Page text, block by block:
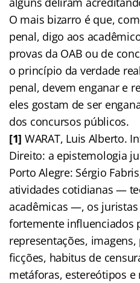
O mais bizarro é que,
penal, digo aos
provas da OAB ou de
o princípio da verdade
penal, devem enganar e
eles gostam de ser
dos concursos públicos.
[1] WARAT, Luis Alberto.
Direito: a epistemologia
Porto Alegre: Sérgio
atividades cotidianas —
acadêmicas —, os
fortemente influenciados
representações,
ficções, habitus de
metáforas, estereótipos